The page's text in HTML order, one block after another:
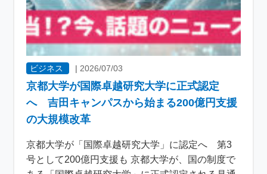
ビジネス |2026/07/03
京都大学が国際卓越研究大学に正式認定
へ 吉田キャンパスから始まる200億円支援
の大規模改革
京都大学が「国際卓越研究大学」に認定へ 第3
号として200億円支援も 京都大学が、国の制度で